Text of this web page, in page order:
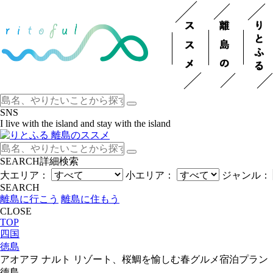
SNS
I live with the island and stay with the island
SEARCH詳細検索
大エリア：
小エリア： ジャンル：
SEARCH
離島に行こう 離島に住もう
CLOSE
TOP
四国
徳島
アオアヲ ナルト リゾート、桜鯛を愉しむ春グルメ宿泊プラン